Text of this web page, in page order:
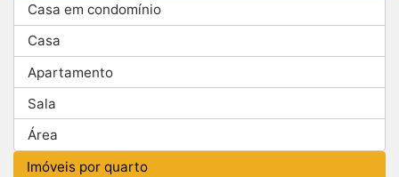
Casa em condomínio
Casa
Apartamento
Sala
Área
Imóveis por quarto